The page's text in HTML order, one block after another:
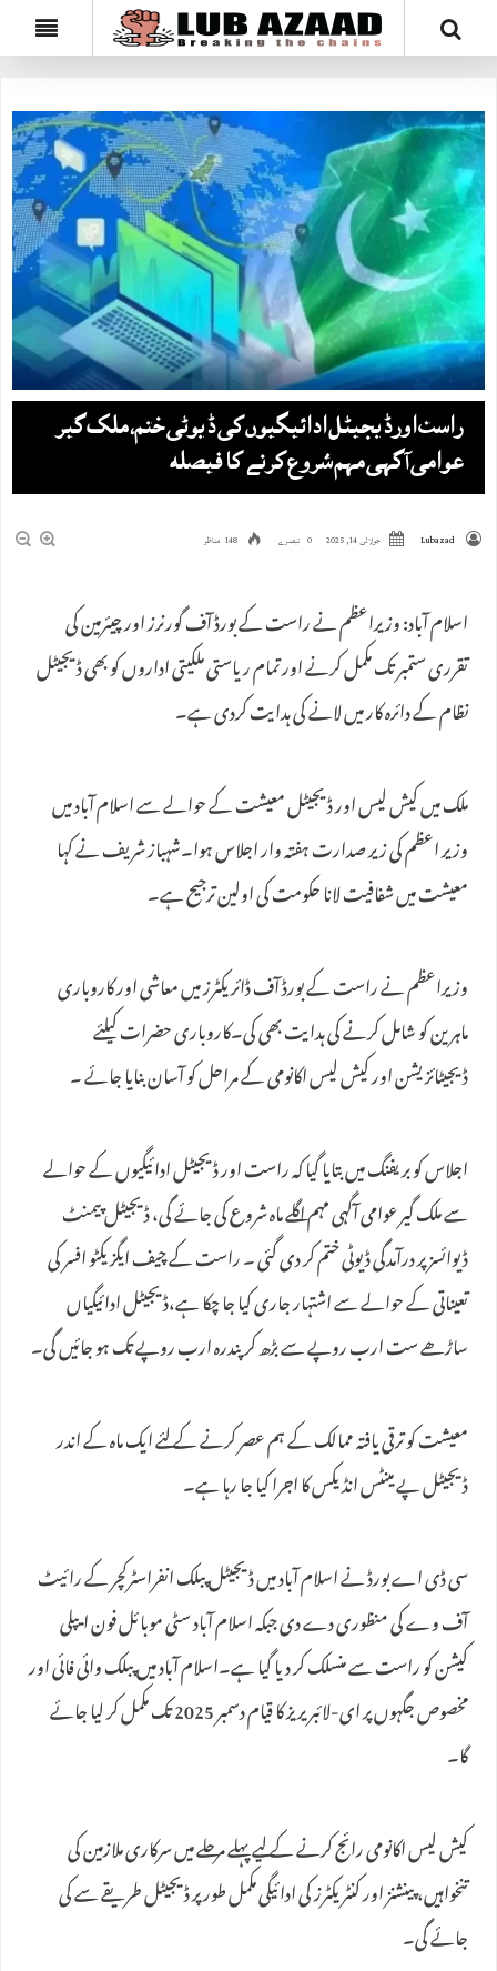
راست اورڈیجیٹل ادائیگیوں کی ڈیوٹی ختم، ملک گیر
عوامی آگہی مہم شروع کرنے کا فیصلہ
Lubazad جولائی 14, 2025 0 تبصرے 148 مناظر
اسلام آباد: وزیراعظم نے راست کے بورڈ آف گورنرز اور چیئرمین کی
تقرری ستمبر تک مکمل کرنے اور تمام ریاستی ملکیتی اداروں کو بھی ڈیجیٹل
نظام کے دائرہ کار میں لانے کی ہدایت کردی ہے۔
ملک میں کیش لیس اور ڈیجیٹل معیشت کے حوالے سے اسلام آباد میں
وزیر اعظم کی زیر صدارت ہفتہ وار اجلاس ہوا۔شہباز شریف نے کہا
معیشت میں شفافیت لانا حکومت کی اولین ترجیح ہے۔
وزیراعظم نے راست کے بورڈ آف ڈائریکٹرز میں معاشی اور کاروباری
ماہرین کو شامل کرنے کی ہدایت بھی کی۔کاروباری حضرات کیلئے
ڈیجیٹائزیشن اور کیش لیس اکانومی کے مراحل کو آسان بنایا جائے ۔
اجلاس کو بریفنگ میں بتایا گیا کہ راست اور ڈیجیٹل ادائیگیوں کے حوالے
سے ملک گیر عوامی آگہی مہم اگلے ماہ شروع کی جائے گی، ڈیجیٹل پیمنٹ
ڈیوائسز پر درآمدگی ڈیوٹی ختم کر دی گئی ۔ راست کے چیف ایگزیکٹو افسر کی
تعیناتی کے حوالے سے اشتہار جاری کیا جا چکا ہے،ڈیجیٹل ادائیگیاں
ساڑھے ست ارب روپے سے بڑھ کر پندرہ ارب روپے تک ہو جائیں گی۔
معیشت کو ترقی یافتہ ممالک کے ہم عصر کرنے کے لئے ایک ماہ کے اندر
ڈیجیٹل پے مینٹس انڈیکس کا اجرا کیا جا رہا ہے۔
سی ڈی اے بورڈ نے اسلام آباد میں ڈیجیٹل پبلک انفراسٹرکچر کے رائیٹ
آف وے کی منظوری دے دی جبکہ اسلام آباد سٹی موبائل فون ایپلی
کیشن کو راست سے منسلک کر دیا گیا ہے۔اسلام آباد میں پبلک وائی فائی اور
مخصوص جگہوں پر ای-لائبریریز کا قیام دسمبر 2025 تک مکمل کر لیا جائے
گا۔
کیش لیس اکانومی رائج کرنے کے لیے پہلے مرحلے میں سرکاری ملازمین کی
تنخواہیں، پینشنز اور کنٹریکٹرز کی ادائیگی مکمل طور پر ڈیجیٹل طریقے سے کی
جائے گی۔